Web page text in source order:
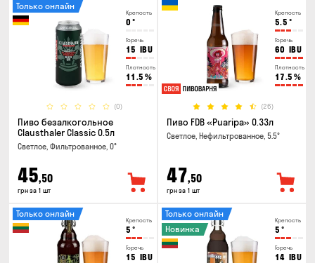
Крепость
0 °
Горечь
15 IBU
Плотность
11.5 %
(0)
Только онлайн
Пиво безалкогольное
Clausthaler Classic 0.5л
Светлое, Фильтрованное, 0°
45,50
грн за 1 шт
Крепость
5.5 °
Горечь
60 IBU
Плотность
17.5 %
(26)
Пиво FDB «Puaripa» 0.33л
Светлое, Нефильтрованное, 5.5°
47,50
грн за 1 шт
Крепость
5 °
Горечь
15 IBU
Только онлайн
Крепость
5 °
Горечь
14 IBU
Только онлайн
Новинка